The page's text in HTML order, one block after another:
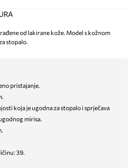
od lakirane kože. Model s kožnom
stopalo.
pristajanje.
koja je ugodna za stopalo i sprječava
mirisa.
39.